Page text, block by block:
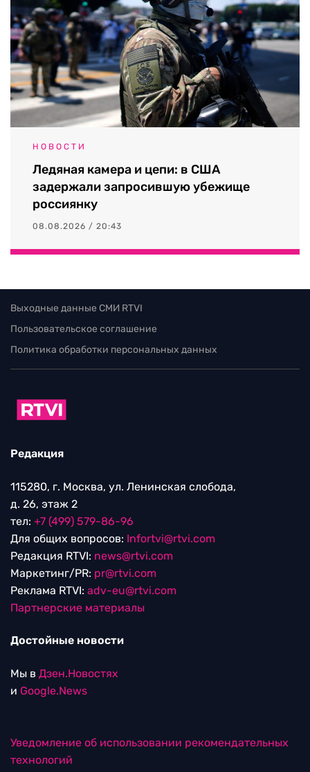
НОВОСТИ
Ледяная камера и цепи: в США
задержали запросившую убежище
россиянку
08.08.2026 / 20:43
Выходные данные СМИ RTVI
Пользовательское соглашение
Политика обработки персональных данных
Редакция
115280, г. Москва, ул. Ленинская слобода,
д. 26, этаж 2
тел: +7 (499) 579-86-96
Для общих вопросов: Infortvi@rtvi.com
Редакция RTVI: news@rtvi.com
Маркетинг/PR: pr@rtvi.com
Реклама RTVI: adv-eu@rtvi.com
Партнерские материалы
Достойные новости
Мы в Дзен.Новостях
и Google.News
Уведомление об использовании рекомендательных
технологий